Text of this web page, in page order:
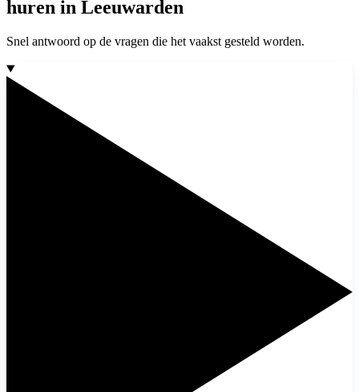
huren in Leeuwarden
Snel antwoord op de vragen die het vaakst gesteld worden.